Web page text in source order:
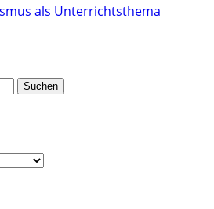
als Unterrichtsthema